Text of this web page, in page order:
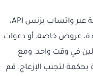
باستخدام ميزة الإرسال الجماعي المتاحة عبر واتساب بزنس API،
عروض خاصة، أو دعوات
في وقت واحد. ومع
لتجنب الإزعاج. قم